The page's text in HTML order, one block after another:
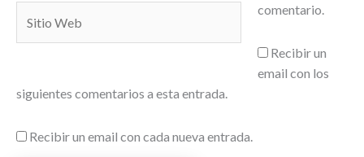
Web
comentario.
Recibir un
email con los
siguientes comentarios a esta entrada.
Recibir un email con cada nueva entrada.